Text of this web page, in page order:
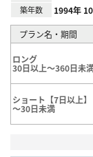
築年数 1994年
プラン名・期間
ロング
30日以上～360日未
ショート【7日以上】
～30日未満